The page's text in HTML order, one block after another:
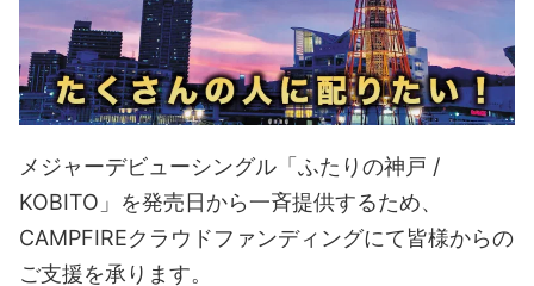
メジャーデビューシングル「ふたりの神戸 /
KOBITO」を発売日から一斉提供するため、
CAMPFIREクラウドファンディングにて皆様からの
ご支援を承ります。